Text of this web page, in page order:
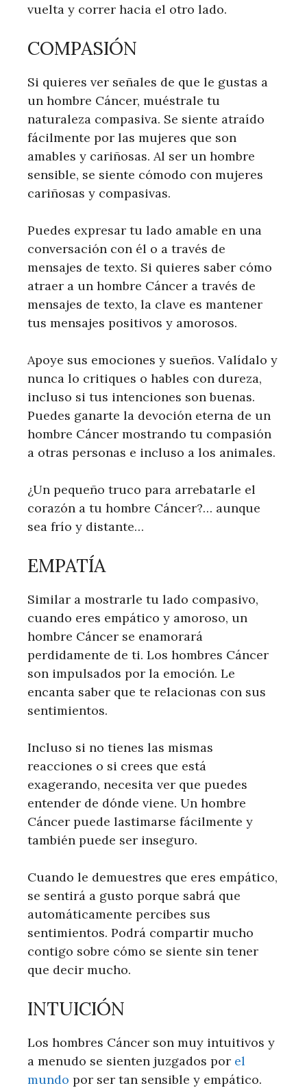
vuelta y correr hacia el otro lado.
COMPASIÓN
Si quieres ver señales de que le gustas a
un hombre Cáncer, muéstrale tu
naturaleza compasiva. Se siente atraído
fácilmente por las mujeres que son
amables y cariñosas. Al ser un hombre
sensible, se siente cómodo con mujeres
cariñosas y compasivas.
Puedes expresar tu lado amable en una
conversación con él o a través de
mensajes de texto. Si quieres saber cómo
atraer a un hombre Cáncer a través de
mensajes de texto, la clave es mantener
tus mensajes positivos y amorosos.
Apoye sus emociones y sueños. Valídalo y
nunca lo critiques o hables con dureza,
incluso si tus intenciones son buenas.
Puedes ganarte la devoción eterna de un
hombre Cáncer mostrando tu compasión
a otras personas e incluso a los animales.
¿Un pequeño truco para arrebatarle el
corazón a tu hombre Cáncer?… aunque
sea frío y distante…
EMPATÍA
Similar a mostrarle tu lado compasivo,
cuando eres empático y amoroso, un
hombre Cáncer se enamorará
perdidamente de ti. Los hombres Cáncer
son impulsados ​​por la emoción. Le
encanta saber que te relacionas con sus
sentimientos.
Incluso si no tienes las mismas
reacciones o si crees que está
exagerando, necesita ver que puedes
entender de dónde viene. Un hombre
Cáncer puede lastimarse fácilmente y
también puede ser inseguro.
Cuando le demuestres que eres empático,
se sentirá a gusto porque sabrá que
automáticamente percibes sus
sentimientos. Podrá compartir mucho
contigo sobre cómo se siente sin tener
que decir mucho.
INTUICIÓN
Los hombres Cáncer son muy intuitivos y
a menudo se sienten juzgados por el
mundo por ser tan sensible y empático.